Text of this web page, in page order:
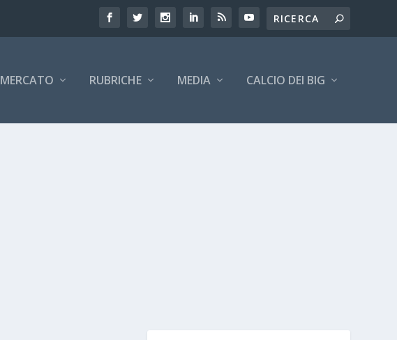
MERCATO RUBRICHE MEDIA CALCIO DEI BIG